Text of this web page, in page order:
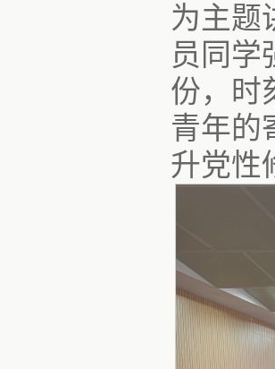
为主题
员同学
份，时
青年的
升党性